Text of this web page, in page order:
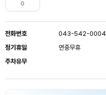
0
전화번호
043-542-0004
정기휴일
연중무휴
주차유무